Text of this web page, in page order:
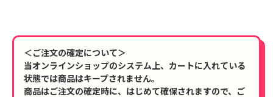
＜ご注文の確定について＞
当オンラインショップのシステム上、カートに入れている
状態では商品はキープされません。
商品はご注文の確定時に、はじめて確保されますので、ご